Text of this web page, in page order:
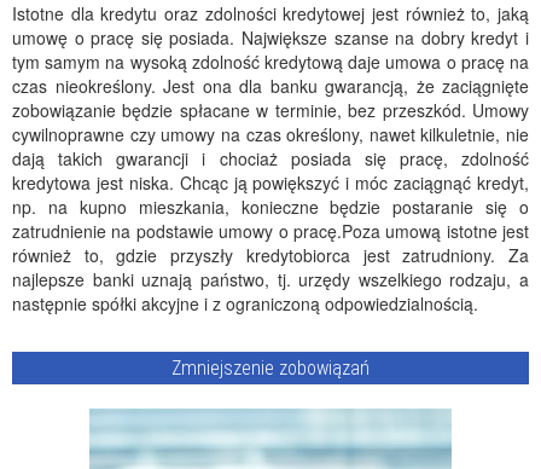
Istotne dla kredytu oraz zdolności kredytowej jest również to, jaką
umowę o pracę się posiada. Największe szanse na dobry kredyt i
tym samym na wysoką zdolność kredytową daje umowa o pracę na
czas nieokreślony. Jest ona dla banku gwarancją, że zaciągnięte
zobowiązanie będzie spłacane w terminie, bez przeszkód. Umowy
cywilnoprawne czy umowy na czas określony, nawet kilkuletnie, nie
dają takich gwarancji i chociaż posiada się pracę, zdolność
kredytowa jest niska. Chcąc ją powiększyć i móc zaciągnąć kredyt,
np. na kupno mieszkania, konieczne będzie postaranie się o
zatrudnienie na podstawie umowy o pracę.Poza umową istotne jest
również to, gdzie przyszły kredytobiorca jest zatrudniony. Za
najlepsze banki uznają państwo, tj. urzędy wszelkiego rodzaju, a
następnie spółki akcyjne i z ograniczoną odpowiedzialnością.
Zmniejszenie zobowiązań